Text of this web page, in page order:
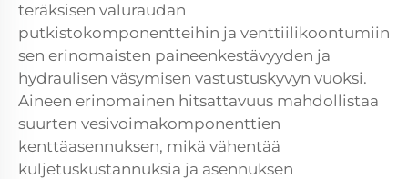
teräksisen valuraudan
putkistokomponentteihin ja venttiilikoontumiin
sen erinomaisten paineenkestävyyden ja
hydraulisen väsymisen vastustuskyvyn vuoksi.
Aineen erinomainen hitsattavuus mahdollistaa
suurten vesivoimakomponenttien
kenttäasennuksen, mikä vähentää
kuljetuskustannuksia ja asennuksen